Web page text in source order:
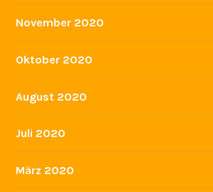
November 2020
Oktober 2020
August 2020
Juli 2020
März 2020